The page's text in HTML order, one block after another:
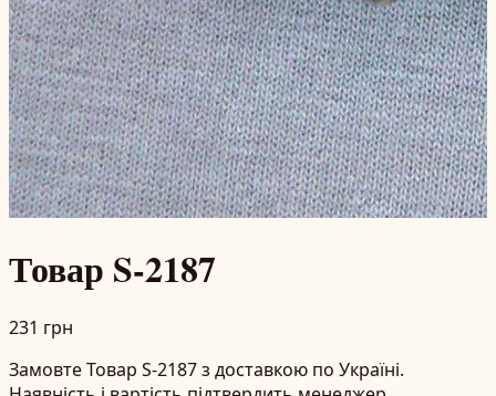
Товар S-2187
231 грн
Замовте Товар S-2187 з доставкою по Україні.